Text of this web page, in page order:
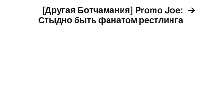
[Другая Ботчамания] Promo Joe:
Стыдно быть фанатом рестлинга